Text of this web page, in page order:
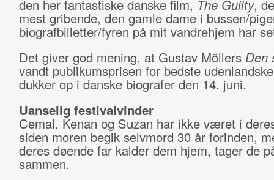
den her fantastiske danske film, The Guilty,
mest gribende, den gamle dame i bussen/
biografbilletter/fyren på mit vandrehjem har
Det giver god mening, at Gustav Möllers Den
vandt publikumsprisen for bedste
dukker op i danske biografer den 14. juni.
Uanselig festivalvinder
Cemal, Kenan og Suzan har ikke været i
siden moren begik selvmord 30 år forinden,
deres døende far kalder dem hjem, tager de
sammen.